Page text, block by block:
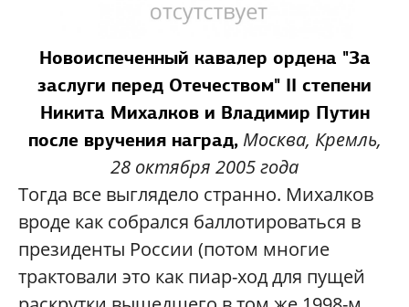
Новоиспеченный кавалер ордена "За
заслуги перед Отечеством" II степени
Никита Михалков и Владимир Путин
после вручения наград, Москва, Кремль,
28 октября 2005 года
Тогда все выглядело странно. Михалков
вроде как собрался баллотироваться в
президенты России (потом многие
трактовали это как пиар-ход для пущей